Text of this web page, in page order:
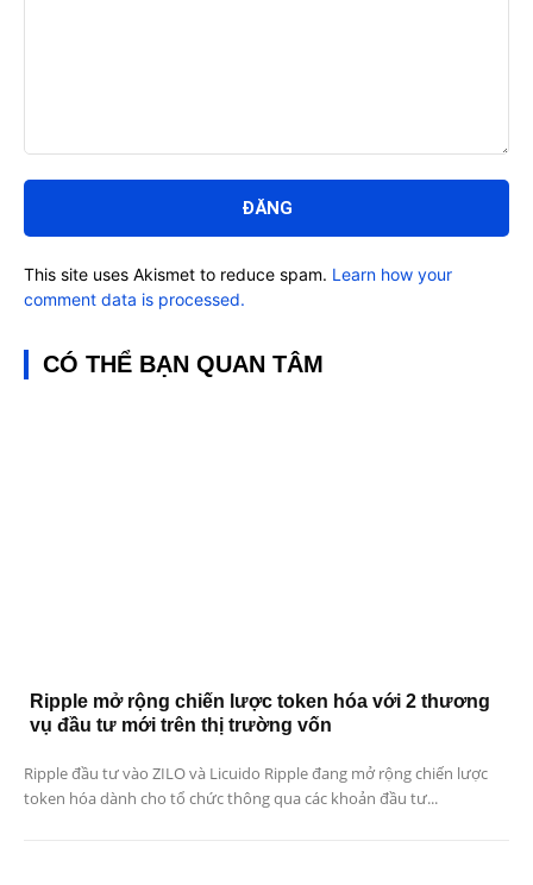
luận:
This site uses Akismet to reduce spam. Learn how your
comment data is processed.
CÓ THỂ BẠN QUAN TÂM
Ripple mở rộng chiến lược token hóa với 2 thương
vụ đầu tư mới trên thị trường vốn
Ripple đầu tư vào ZILO và Licuido Ripple đang mở rộng chiến lược
token hóa dành cho tổ chức thông qua các khoản đầu tư...